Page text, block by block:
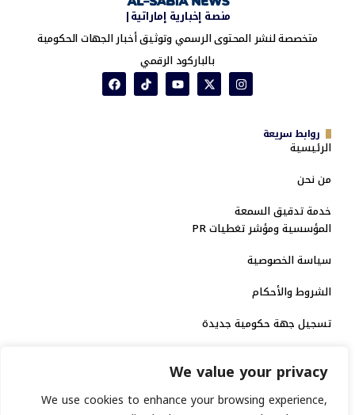
We value your privacy
We use cookies to enhance your browsing experience,
منصة إخبارية إماراتية|
متخصصة لنشر المحتوى الرسمي وتوثيق أخبار الجهات الحكومية
بالباركود الرقمي
روابط سريعة
الرئيسية
من نحن
خدمة تدقيق السمعة
المؤسسية ومؤشر تغطيات PR
سياسة الخصوصية
الشروط والأحكام
تسجيل جهة حكومية جديدة
الاعتماد الرسمي
منصة إخبارية مرخصة